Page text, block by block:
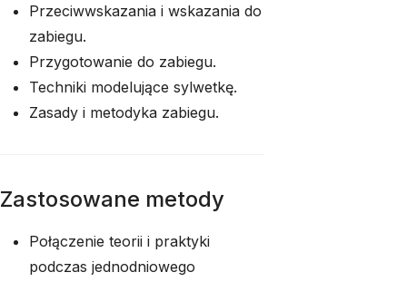
Przeciwwskazania i wskazania do
zabiegu.
Przygotowanie do zabiegu.
Techniki modelujące sylwetkę.
Zasady i metodyka zabiegu.
Zastosowane metody
Połączenie teorii i praktyki
podczas jednodniowego